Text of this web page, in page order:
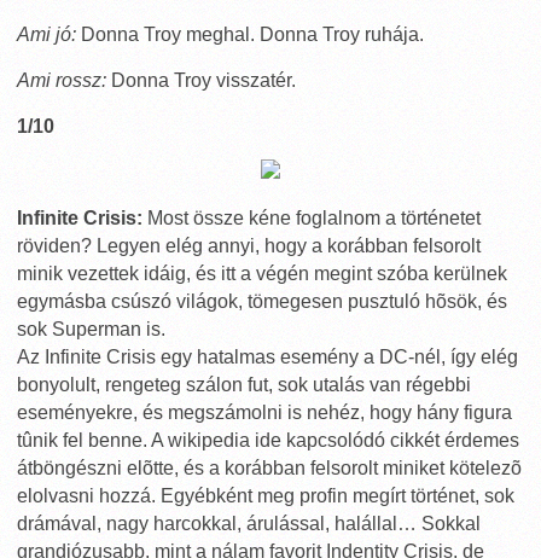
Ami jó: Donna Troy meghal. Donna Troy ruhája.
Ami rossz: Donna Troy visszatér.
1/10
Infinite Crisis: Most össze kéne foglalnom a történetet
röviden? Legyen elég annyi, hogy a korábban felsorolt
minik vezettek idáig, és itt a végén megint szóba kerülnek
egymásba csúszó világok, tömegesen pusztuló hõsök, és
sok Superman is.
Az Infinite Crisis egy hatalmas esemény a DC-nél, így elég
bonyolult, rengeteg szálon fut, sok utalás van régebbi
eseményekre, és megszámolni is nehéz, hogy hány figura
tûnik fel benne. A wikipedia ide kapcsolódó cikkét érdemes
átböngészni elõtte, és a korábban felsorolt miniket kötelezõ
elolvasni hozzá. Egyébként meg profin megírt történet, sok
drámával, nagy harcokkal, árulással, halállal… Sokkal
grandiózusabb, mint a nálam favorit Indentity Crisis, de